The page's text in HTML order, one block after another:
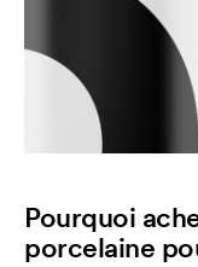
Pourquoi
porcelaine